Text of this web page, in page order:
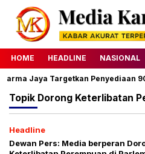
HOME HEADLINE NASIONAL
Jaya Targetkan Penyediaan
Topik Dorong Keterlibatan
Headline
Dewan Pers: Media berperan